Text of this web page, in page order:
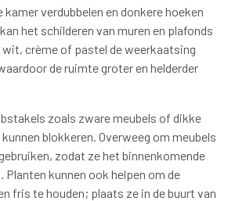
verdubbelen en donkere hoeken
het schilderen van muren en plafonds
wit, crème of pastel de weerkaatsing
de ruimte groter en helderder
zoals zware meubels of dikke
blokkeren. Overweeg om meubels
zodat ze het binnenkomende
kunnen ook helpen om de
fris te houden; plaats ze in de buurt van